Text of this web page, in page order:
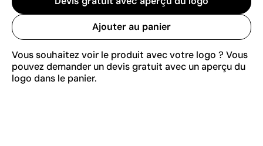
Ajouter au panier
Vous souhaitez voir le produit avec votre logo ? Vous
pouvez demander un devis gratuit avec un aperçu du
logo dans le panier.